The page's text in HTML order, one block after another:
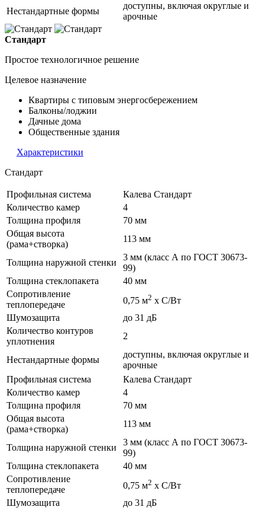
Нестандартные формы
доступны, включая округлые и
арочные
Стандарт
Простое технологичное решение
Целевое назначение
Квартиры с типовым энергосбережением
Балконы/лоджии
Дачные дома
Общественные здания
Характеристики
Стандарт
Профильная система
Калева Стандарт
Количество камер
4
Толщина профиля
70 мм
Общая высота
(рама+створка)
113 мм
Толщина наружной стенки
3 мм (класс А по ГОСТ 30673-
99)
Толщина стеклопакета
40 мм
Сопротивление
теплопередаче
0,75 м2 х С/Вт
Шумозащита
до 31 дБ
Количество контуров
уплотнения
2
Нестандартные формы
доступны, включая округлые и
арочные
Профильная система
Калева Стандарт
Количество камер
4
Толщина профиля
70 мм
Общая высота
(рама+створка)
113 мм
Толщина наружной стенки
3 мм (класс А по ГОСТ 30673-
99)
Толщина стеклопакета
40 мм
Сопротивление
теплопередаче
0,75 м2 х С/Вт
Шумозащита
до 31 дБ